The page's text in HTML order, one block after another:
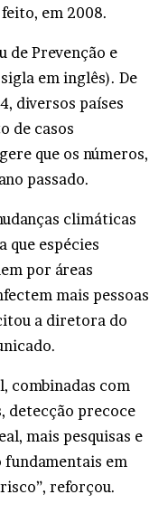
em 2008.
de Prevenção e
em inglês). De
diversos países
de casos
que os números,
passado.
climáticas
que espécies
por áreas
mais pessoas
a diretora do
combinadas com
detecção precoce
mais pesquisas e
fundamentais em
reforçou.